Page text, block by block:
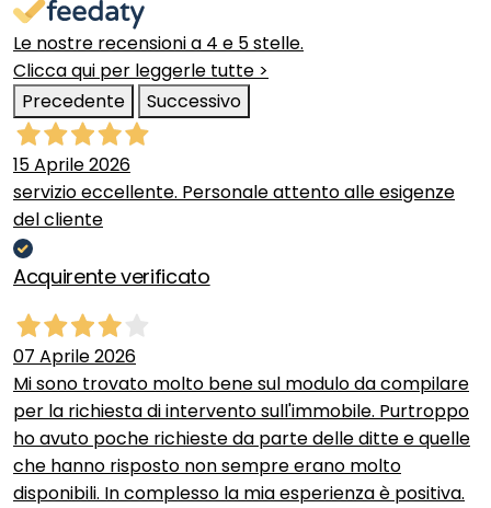
Le nostre recensioni a 4 e 5 stelle.
Clicca qui per leggerle tutte >
Precedente
Successivo
15 Aprile 2026
servizio eccellente. Personale attento alle esigenze
del cliente
Acquirente verificato
07 Aprile 2026
Mi sono trovato molto bene sul modulo da compilare
per la richiesta di intervento sull'immobile. Purtroppo
ho avuto poche richieste da parte delle ditte e quelle
che hanno risposto non sempre erano molto
disponibili. In complesso la mia esperienza è positiva.